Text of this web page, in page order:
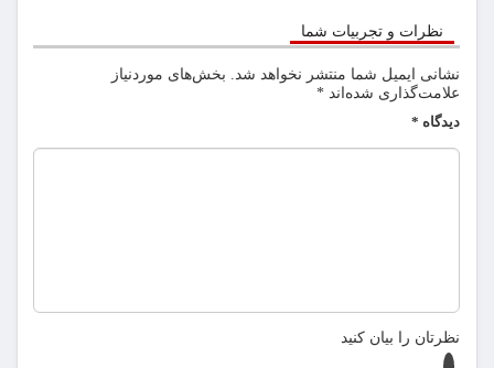
نظرات و تجربیات شما
نشانی ایمیل شما منتشر نخواهد شد.
بخش‌های موردنیاز
علامت‌گذاری شده‌اند *
دیدگاه *
نظرتان را بیان کنید